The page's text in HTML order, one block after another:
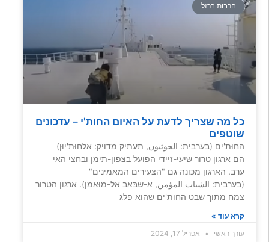
חרבות ברזל
כל מה שצריך לדעת על האיום החות'י – עדכונים
שוטפים
החוּתִ'ים (בערבית: الحوثيون, תעתיק מדויק: אלחוּתִ'יוּן)
הם ארגון טרור שיעי-זיידי הפועל בצפון-תימן ובחצי האי
ערב. הארגון מכונה גם "הצעירים המאמינים"
(בערבית: الشباب المؤمن, אַ-שבַּאב אל-מוּאמִן). ארגון הטרור
צמח מתוך שבט החות'ים שהוא פלג
קרא עוד »
עורך ראשי
אפריל 17, 2024